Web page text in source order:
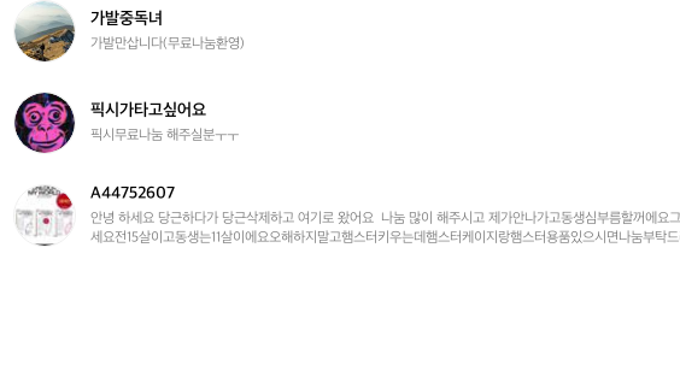
가
발
중
녀
가발중독녀
가발만삽니다(무료나눔환영)
픽
시
가
고
싶
어
픽시가타고싶어요
픽시무료나눔 해주실분ㅜㅜ
4
4
A44752607
안녕 하세요 당근하다가 당근삭제하고 여기로 왔어요  나눔 많이 해주시고 제가안나가고동생심부름할꺼에요
세요전15살이고동생는11살이에요오해하지말고햄스터키우는데햄스터케이지랑햄스터용품있으시면나눔부탁